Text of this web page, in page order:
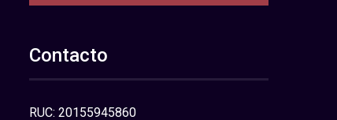
Contacto
RUC: 20155945860